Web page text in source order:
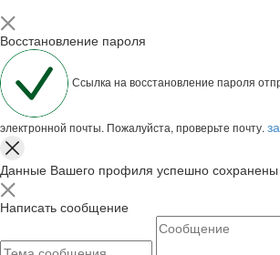
Восстановление пароля
Ссылка на восстановление пароля
электронной почты. Пожалуйста, проверьте почту.
Данные Вашего профиля успешно сохранены
Написать сообщение